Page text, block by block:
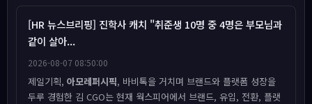
[HR 뉴스브리핑] 진학사 캐치 "취준생 10명 중 4명은 부모님과
같이 살아...
2026-08-07 08:50:00
제일기획, 아모레퍼시픽, 바비톡을 거치며 브랜드와 플랫폼 성장을
두루 경험한 김 CGO는 현재 웍스피어에서 브랜드, 유입, 전환, 플랫